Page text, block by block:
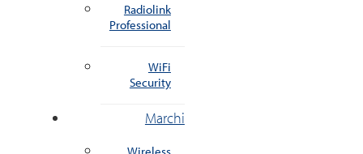
Radiolink
Professional
WiFi
Security
Marchi